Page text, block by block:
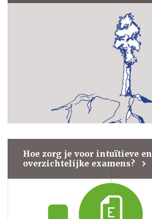
Hoe zorg je voor intuïtieve en
overzichtelijke examens?